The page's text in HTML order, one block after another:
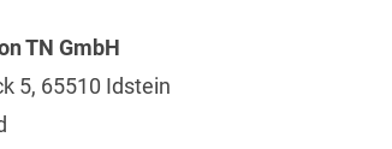
TN GmbH
5, 65510 Idstein